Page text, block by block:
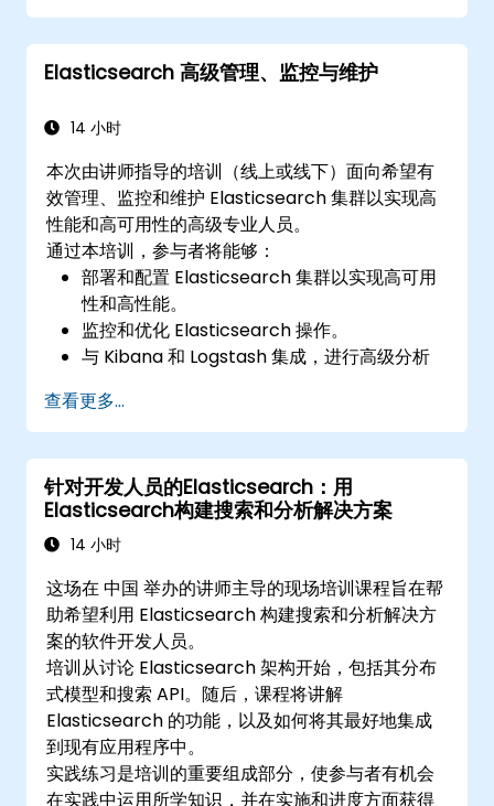
Elasticsearch 高级管理、监控与维护
14 小时
本次由讲师指导的培训（线上或线下）面向希望有
效管理、监控和维护 Elasticsearch 集群以实现高
性能和高可用性的高级专业人员。
通过本培训，参与者将能够：
部署和配置 Elasticsearch 集群以实现高可用
性和高性能。
监控和优化 Elasticsearch 操作。
与 Kibana 和 Logstash 集成，进行高级分析
通过插件扩展 Elasticsearch 功能。
使用集群和分片技术扩展 Elasticsearch。
查看更多...
针对开发人员的Elasticsearch：用
Elasticsearch构建搜索和分析解决方案
14 小时
这场在 中国 举办的讲师主导的现场培训课程旨在帮
助希望利用 Elasticsearch 构建搜索和分析解决方
案的软件开发人员。
培训从讨论 Elasticsearch 架构开始，包括其分布
式模型和搜索 API。随后，课程将讲解
Elasticsearch 的功能，以及如何将其最好地集成
到现有应用程序中。
实践练习是培训的重要组成部分，使参与者有机会
在实践中运用所学知识，并在实施和进度方面获得